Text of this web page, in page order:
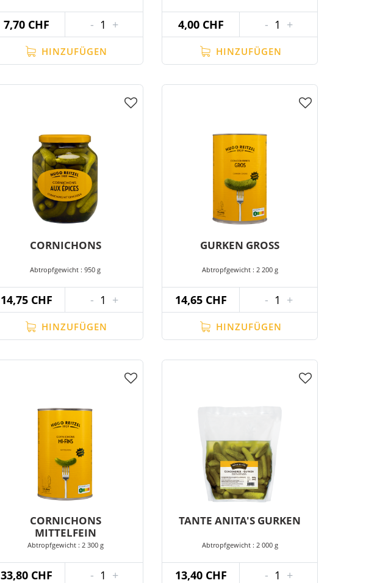
7,70 CHF - 1 +
HINZUFÜGEN
4,00 CHF - 1 +
HINZUFÜGEN
CORNICHONS
Abtropfgewicht : 950 g
14,75 CHF - 1 +
HINZUFÜGEN
GURKEN GROSS
Abtropfgewicht : 2 200 g
14,65 CHF - 1 +
HINZUFÜGEN
CORNICHONS
MITTELFEIN
Abtropfgewicht : 2 300 g
33,80 CHF - 1 +
TANTE ANITA'S GURKEN
Abtropfgewicht : 2 000 g
13,40 CHF - 1 +